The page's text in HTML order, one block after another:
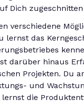
Dich
verschiedene
lernst das
darüber hinaus
Projekten. Du
und
die